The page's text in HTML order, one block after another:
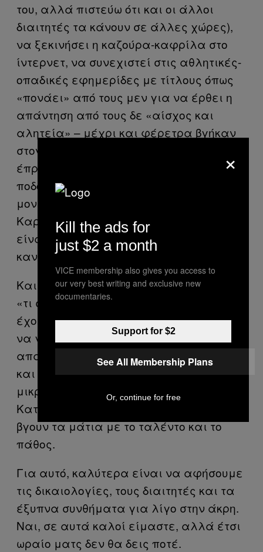
του, αλλά πιστεύω ότι και οι άλλοι
διαιτητές τα κάνουν σε άλλες χώρες),
να ξεκινήσει η καζούρα-καφρίλα στο
ίντερνετ, να συνεχιστεί στις αθλητικές-
οπαδικές εφημερίδες με τίτλους όπως
«πονάει» από τους μεν για να έρθει η
απάντηση από τους δε «αίσχος και
αλητεία» – μέχρι και φέρετρα βγήκαν
στον δρόμο. Φέρετρα που κανονικά θα
έπρεπε να είχαν μέσα το ελληνικό
ποδόσφαιρο, γνώμη δικιά μου. Γιατί το
μοναδικό πράγμα που δεν είδαμε στο
Καραϊσκάκη το βράδυ της Κυριακής
είναι ποδόσφαιρο, αλλά όπως φαίνεται
κανέναν δεν ενδιαφέρει.
Και όχι, μην ακούσω δικαιολογίες τύπου
«τι συγκρίνεις ρε; Ξέρεις πόσα λεφτά
έχουν Ρεάλ και Μπαρτσελόνα; Λογικό
να γίνει ματσάρα». Μπούρδες,
απαντάω εγώ. Επειδή έχει τύχει να δω
και αναμέτρηση ανάμεσα σε
μικρομεσαίες ομάδες της 2ης
Κατηγορίας της Αγγλίας και να μου
βγουν τα μάτια με το ταλέντο και το
πάθος.
Για αυτό, καλύτερα είναι να αφήσουμε
τις δικαιολογίες, τους διαιτητές και τα
έξυπνα συνθήματα για λίγο στην άκρη.
Ναι, σε αυτά καλοί είμαστε, αλλά έτσι
ωραίο ματς δεν θα δεις ποτέ.
×
Kill the ads for
just $2 a month
VICE membership also gives you access to
our very best writing and exclusive new
documentaries.
Support for $2
See All Membership Plans
Or, continue for free